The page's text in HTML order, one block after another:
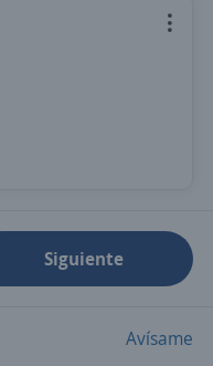
Siguiente
Avísame